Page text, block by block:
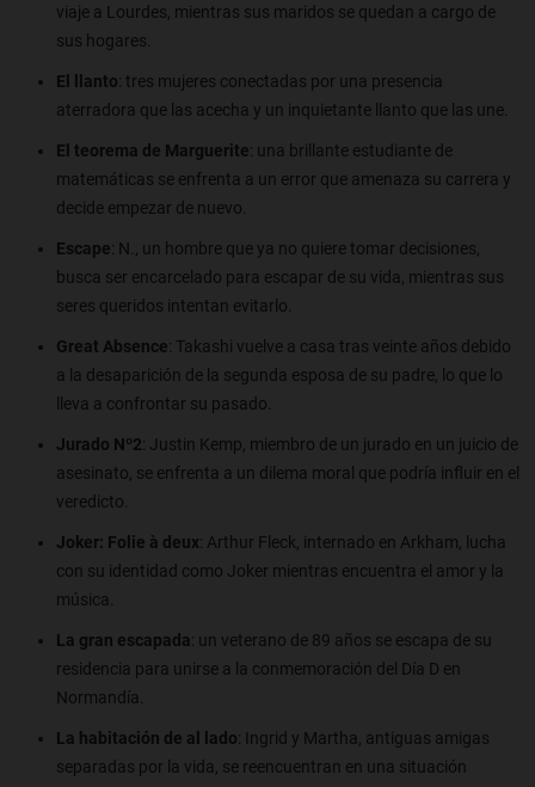
viaje a Lourdes, mientras sus maridos se quedan a cargo de
sus hogares.
El llanto: tres mujeres conectadas por una presencia
aterradora que las acecha y un inquietante llanto que las une.
El teorema de Marguerite: una brillante estudiante de
matemáticas se enfrenta a un error que amenaza su carrera y
decide empezar de nuevo.
Escape: N., un hombre que ya no quiere tomar decisiones,
busca ser encarcelado para escapar de su vida, mientras sus
seres queridos intentan evitarlo.
Great Absence: Takashi vuelve a casa tras veinte años debido
a la desaparición de la segunda esposa de su padre, lo que lo
lleva a confrontar su pasado.
Jurado Nº2: Justin Kemp, miembro de un jurado en un juicio de
asesinato, se enfrenta a un dilema moral que podría influir en el
veredicto.
Joker: Folie à deux: Arthur Fleck, internado en Arkham, lucha
con su identidad como Joker mientras encuentra el amor y la
música.
La gran escapada: un veterano de 89 años se escapa de su
residencia para unirse a la conmemoración del Día D en
Normandía.
La habitación de al lado: Ingrid y Martha, antiguas amigas
separadas por la vida, se reencuentran en una situación